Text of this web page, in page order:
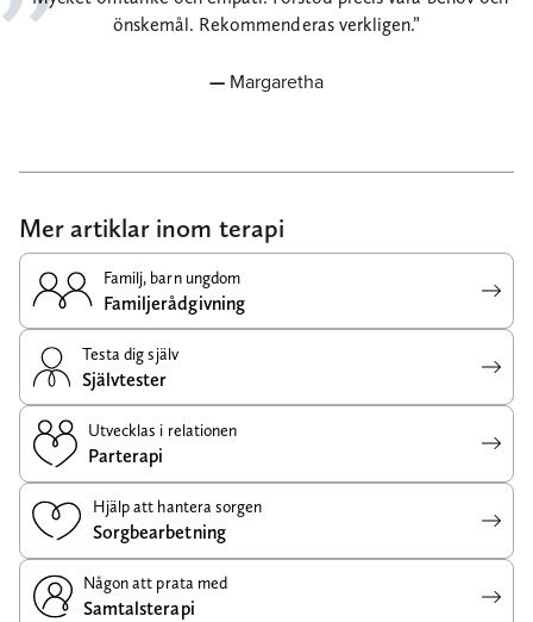
önskemål. Rekommenderas verkligen.
Margaretha
Mer artiklar inom terapi
Familj, barn ungdom
Familjerådgivning
Testa dig själv
Självtester
Utvecklas i relationen
Parterapi
Hjälp att hantera sorgen
Sorgbearbetning
Någon att prata med
Samtalsterapi